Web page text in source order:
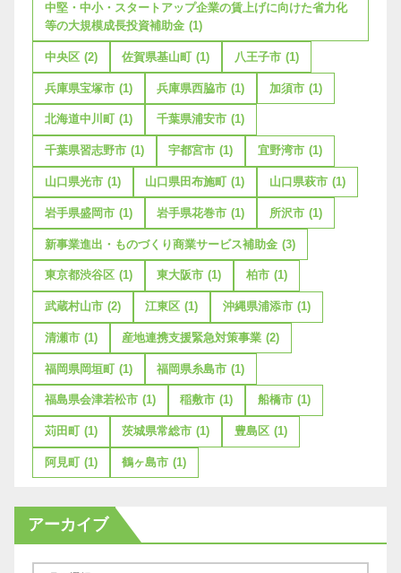
中堅・中小・スタートアップ企業の賃上げに向けた省力化
等の大規模成長投資補助金 (1)
中央区 (2) 佐賀県基山町 (1) 八王子市 (1)
兵庫県宝塚市 (1) 兵庫県西脇市 (1) 加須市 (1)
北海道中川町 (1) 千葉県浦安市 (1)
千葉県習志野市 (1) 宇都宮市 (1) 宜野湾市 (1)
山口県光市 (1) 山口県田布施町 (1) 山口県萩市 (1)
岩手県盛岡市 (1) 岩手県花巻市 (1) 所沢市 (1)
新事業進出・ものづくり商業サービス補助金 (3)
東京都渋谷区 (1) 東大阪市 (1) 柏市 (1)
武蔵村山市 (2) 江東区 (1) 沖縄県浦添市 (1)
清瀬市 (1) 産地連携支援緊急対策事業 (2)
福岡県岡垣町 (1) 福岡県糸島市 (1)
福島県会津若松市 (1) 稲敷市 (1) 船橋市 (1)
苅田町 (1) 茨城県常総市 (1) 豊島区 (1)
阿見町 (1) 鶴ヶ島市 (1)
アーカイブ